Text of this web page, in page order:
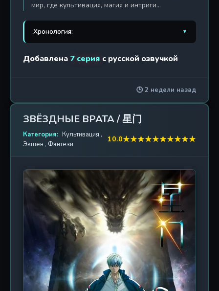
мир, где культивация, магия и интриги
герой, Не Ли, продолжает свой опасный путь в
логово Секты Демонов и Богов, где каждое
новых союзников, чьи мотивы и силы окутаны
поворотов. Древние тайны пробуждаются, а
грань между добром и злом стирается. Не Ли
клянётся свергнуть тиранию Святого Императора
и защитить родной Город Славы от неминуемого
разрушения. В этом сезоне его ждут не только
сражения с могучими врагами, но и глубокие
размышления о цене власти, жертвенности и
сталкивает его с испытаниями, бросающими
вызов самой сущности культивации. Мир
«Сказаний» предстаёт в новом свете — более
мрачном, насыщенном и загадочном. Зрители
увидят эволюцию персонажей, драматические
столкновения кланов и раскрытие древних
пророчеств. Анимация обещает быть ещё более
детализированной, а битвы — зрелищными и
техничными. Не Ли предстоит сделать
невозможный выбор, от которого зависит
будущее не только его друзей, но и всего
Хронология: ▼
1. Сказания о демонах и
богах
2017 г. / 40 эп.
2018 г. / 40 эп.
3. Сказания о демонах и
богах 3
4. Сказания о демонах и
богах 4
5. Сказания о демонах и
богах 5
2021 г. / 52 эп.
6. Сказания о демонах и
богах 6
2022 г. / 52 эп.
7. Сказания о демонах и
богах 7
2023 г. / 52 эп.
8. Сказания о демонах и
богах 8
2024 г. / 52 эп.
Добавлена 7 серия с русской озвучкой
🕒 2 недели назад
ЗВЁЗДНЫЕ ВРАТА / 星门
Категория: Культивация ,
Экшен , Фэнтези
10.0★★★★★★★★★★